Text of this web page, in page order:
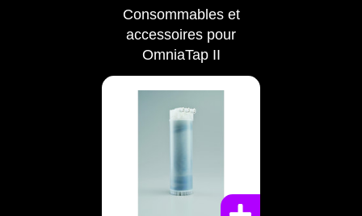
Consommables et
accessoires pour
OmniaTap II